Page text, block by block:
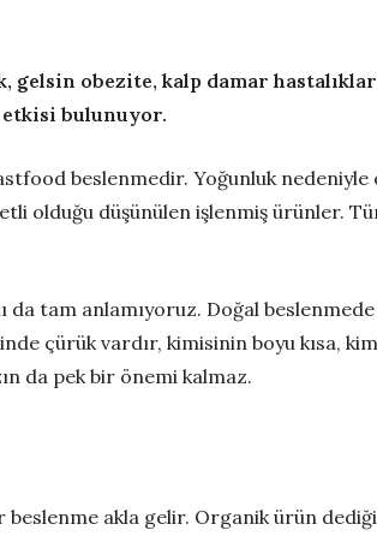
obezite, kalp damar
etkisi bulunuyor.
beslenmedir. Yoğunluk
olduğu düşünülen işlenmiş ürünler.
tam anlamıyoruz. Doğal beslenmede
çürük vardır, kimisinin boyu kısa,
da pek bir önemi kalmaz.
akla gelir. Organik ürün